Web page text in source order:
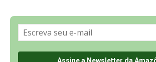
Política de Privacidade, LGPD e RGPD
Últimas Notícias
🌎 Español
©